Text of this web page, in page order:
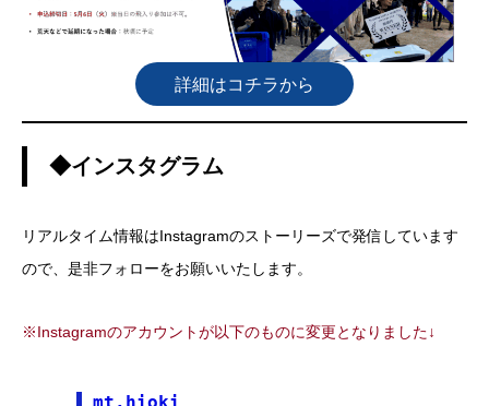
詳細はコチラから
◆インスタグラム
リアルタイム情報はInstagramのストーリーズで発信しています
ので、是非フォローをお願いいたします。
※Instagramのアカウントが以下のものに変更となりました↓